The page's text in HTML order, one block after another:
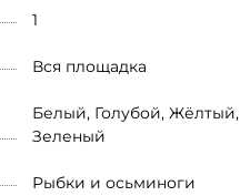
1
Вся площадка
Белый, Голубой, Жёлтый,
Зеленый
Рыбки и осьминоги